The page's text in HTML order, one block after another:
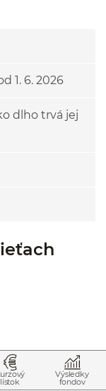
1. 6. 2026
dlho trvá jej
lístok
Výsledky
fondov